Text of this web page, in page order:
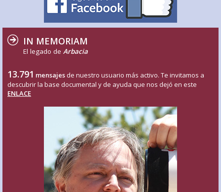
IN MEMORIAM
El legado de Arbacia
13.791 mensajes de nuestro usuario más activo. Te invitamos a
descubrir la base documental y de ayuda que nos dejó en este
ENLACE